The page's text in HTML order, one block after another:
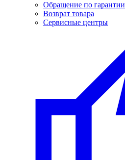
Обращение по гарантии
Возврат товара
Сервисные центры